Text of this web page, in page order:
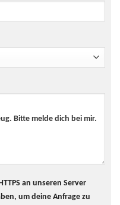
an unseren Server
um deine Anfrage zu